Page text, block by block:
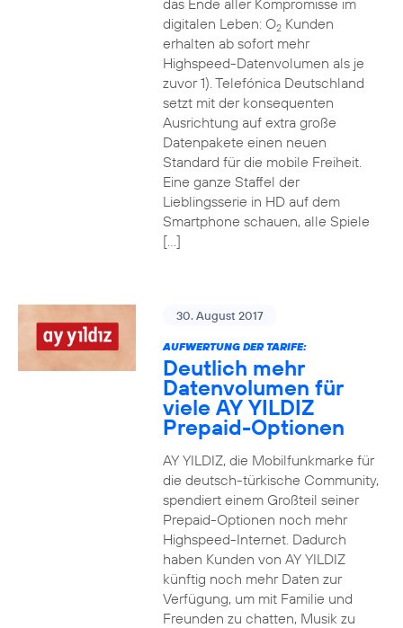
das Ende aller Kompromisse im
digitalen Leben: O2Kunden
erhalten ab sofort mehr
Highspeed-Datenvolumen als je
zuvor 1). Telefónica Deutschland
setzt mit der konsequenten
Ausrichtung auf extra große
Datenpakete einen neuen
Standard für die mobile Freiheit.
Eine ganze Staffel der
Lieblingsserie in HD auf dem
Smartphone schauen, alle Spiele
[…]
30. August 2017
AUFWERTUNG DER TARIFE:
Deutlich mehr
Datenvolumen für
viele AY YILDIZ
Prepaid-Optionen
AY YILDIZ, die Mobilfunkmarke für
die deutsch-türkische Community,
spendiert einem Großteil seiner
Prepaid-Optionen noch mehr
Highspeed-Internet. Dadurch
haben Kunden von AY YILDIZ
künftig noch mehr Daten zur
Verfügung, um mit Familie und
Freunden zu chatten, Musik zu